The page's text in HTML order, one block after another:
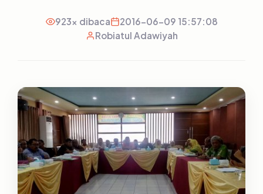
923x dibaca
2016-06-09 15:57:08
Robiatul Adawiyah